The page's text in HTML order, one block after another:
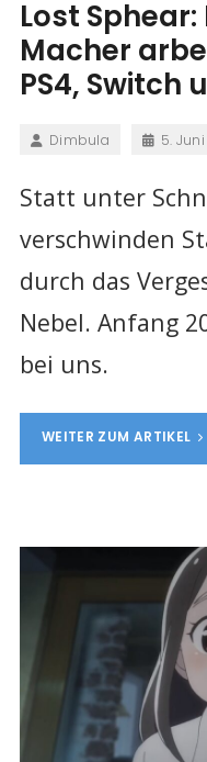
Lost
Macher
PS4, Switch
Dimbula 5. Juni
Statt unter
verschwinden
durch das
Nebel. Anfang
bei uns.
WEITER ZUM ARTIKEL